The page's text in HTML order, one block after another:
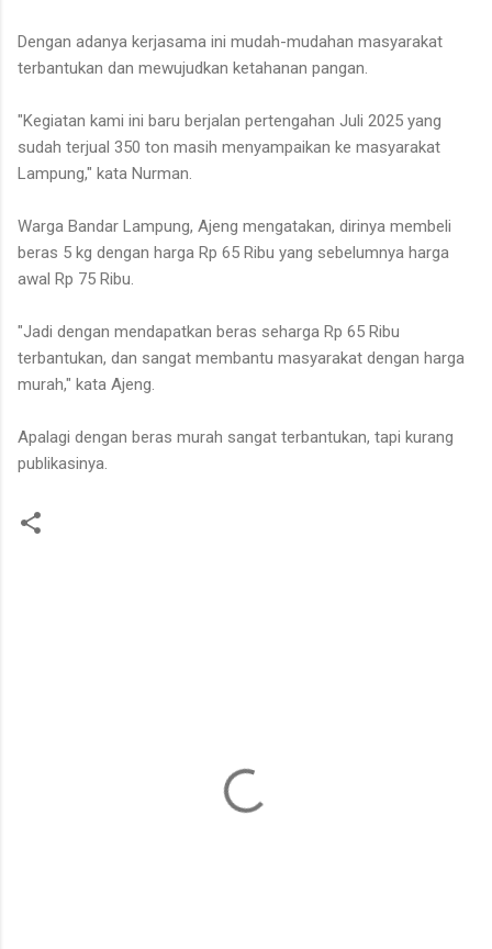
Dengan adanya kerjasama ini mudah-mudahan masyarakat
terbantukan dan mewujudkan ketahanan pangan.
"Kegiatan kami ini baru berjalan pertengahan Juli 2025 yang
sudah terjual 350 ton masih menyampaikan ke masyarakat
Lampung," kata Nurman.
Warga Bandar Lampung, Ajeng mengatakan, dirinya membeli
beras 5 kg dengan harga Rp 65 Ribu yang sebelumnya harga
awal Rp 75 Ribu.
"Jadi dengan mendapatkan beras seharga Rp 65 Ribu
terbantukan, dan sangat membantu masyarakat dengan harga
murah," kata Ajeng.
Apalagi dengan beras murah sangat terbantukan, tapi kurang
publikasinya.